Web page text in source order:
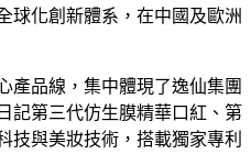
球化創新體系，在中國及歐洲
產品線，集中體現了逸仙集團
記第三代仿生膜精華口紅、第
技與美妝技術，搭載獨家專利